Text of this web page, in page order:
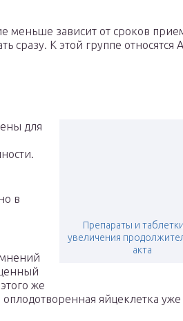
меньше зависит от сроков
сразу. К этой группе относятся
Препараты и
увеличения
акта
для
в
же
оплодотворенная яйцеклетка уже